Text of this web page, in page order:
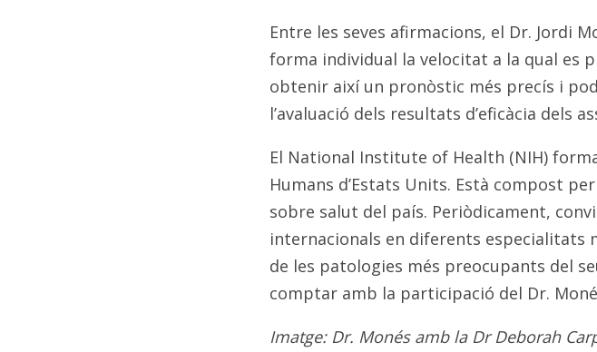
Entre les seves afirmacions, el Dr. Jordi
forma individual la velocitat a la qual es
obtenir així un pronòstic més precís i
l’avaluació dels resultats d’eficàcia dels
El National Institute of Health (NIH)
Humans d’Estats Units. Està compost
sobre salut del país. Periòdicament,
internacionals en diferents especialitats
de les patologies més preocupants del
comptar amb la participació del Dr.
Imatge: Dr. Monés amb la Dr Deborah